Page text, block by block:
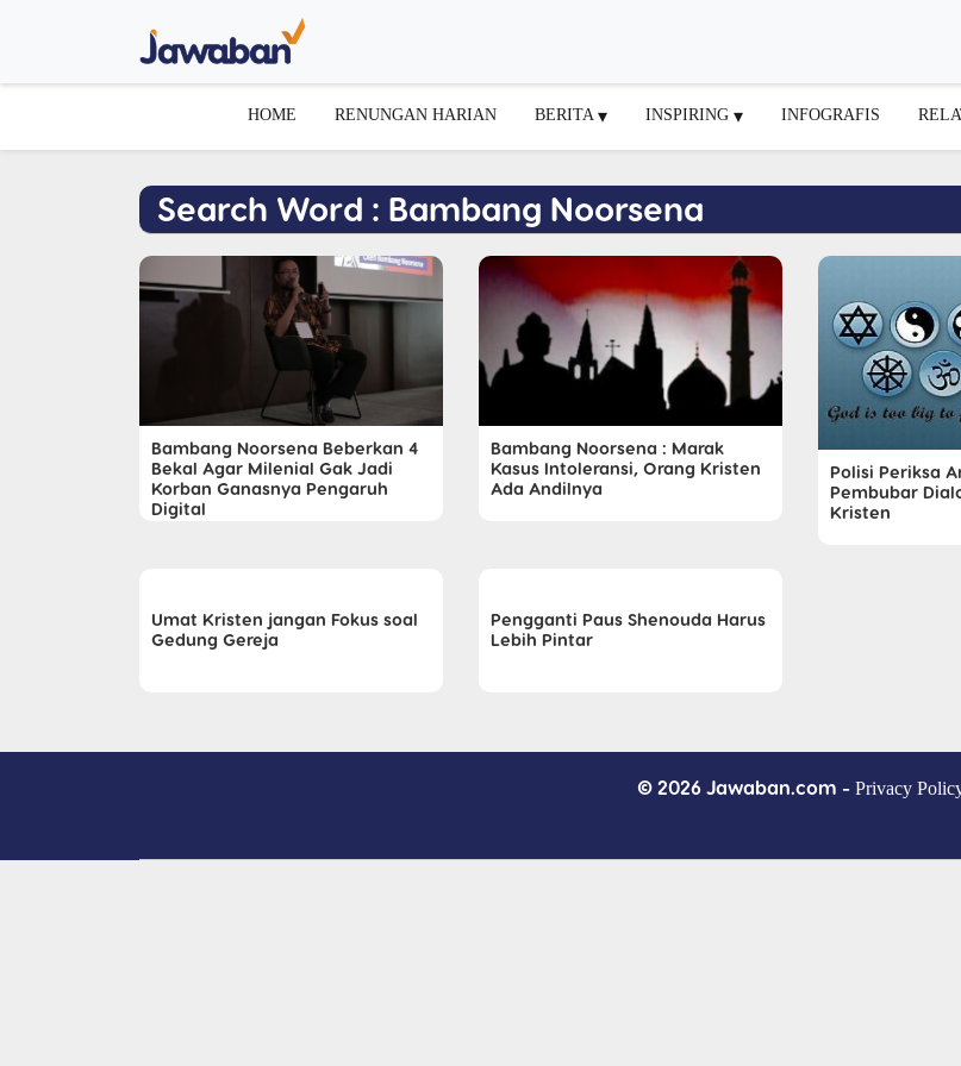
HOME RENUNGAN HARIAN BERITA INSPIRING INFOGRAFIS
Search Word : Bambang Noorsena
Bambang Noorsena Beberkan 4
Bekal Agar Milenial Gak Jadi
Korban Ganasnya Pengaruh
Digital
Bambang Noorsena : Marak
Kasus Intoleransi, Orang Kristen
Ada Andilnya
Polisi Periksa
Pembubar
Kristen
Umat Kristen jangan Fokus soal
Gedung Gereja
Pengganti Paus Shenouda Harus
Lebih Pintar
© 2026 Jawaban.com - Privacy